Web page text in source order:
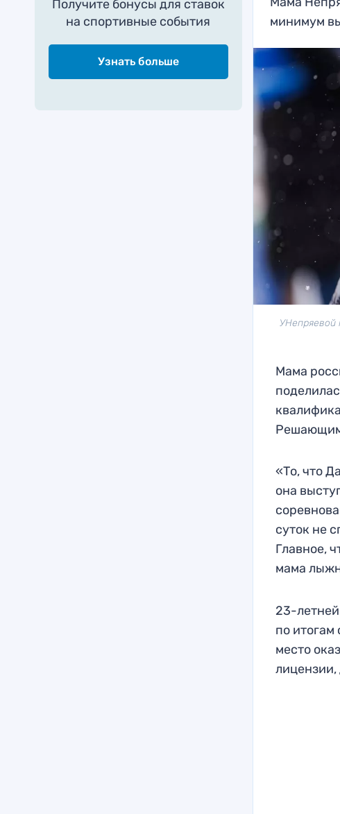
Получите бонусы для ставок
на спортивные события
Узнать больше
минимум
УНепряевой
Мама
Решающим
«То, что
она
суток не
Главное,
мама
23-
по
место